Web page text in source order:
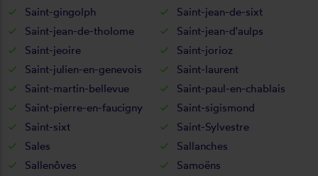
Saint-gingolph
Saint-jean-de-sixt
Saint-jean-de-tholome
Saint-jean-d'aulps
Saint-jeoire
Saint-jorioz
Saint-julien-en-genevois
Saint-laurent
Saint-martin-bellevue
Saint-paul-en-chablais
Saint-pierre-en-faucigny
Saint-sigismond
Saint-sixt
Saint-Sylvestre
Sales
Sallanches
Sallenôves
Samoëns